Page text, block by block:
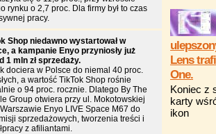
Lens
One.
Koniec z
karty
ikon
rynku o 2,7 proc. Dla firmy był to czas
pracy.
Shop niedawno wystartował w
a kampanie Enyo przyniosły już
1 mln zł sprzedaży.
dociera w Polsce do niemal 40 proc.
a wartość TikTok Shop rośnie
o 94 proc. rocznie. Dlatego By The
Group otwiera przy ul. Mokotowskiej
Enyo LIVE Space M67 do
sprzedażowych, tworzenia treści i
z afiliantami.